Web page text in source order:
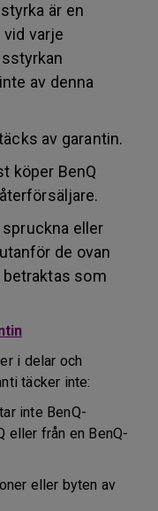
är en
varje
av denna
av garantin.
köper BenQ
eller
de ovan
som
i delar och
täcker inte:
inte BenQ-
eller från en BenQ-
eller byten av